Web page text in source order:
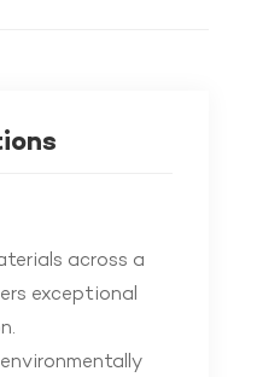
across a
exceptional